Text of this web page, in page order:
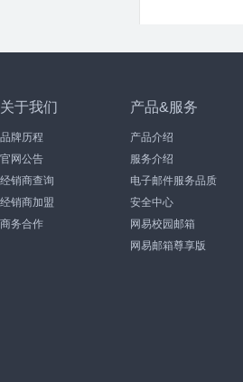
关于我们
品牌历程
官网公告
经销商查询
经销商加盟
商务合作
产品&服务
产品介绍
服务介绍
电子邮件服务品质
安全中心
网易校园邮箱
网易邮箱尊享版